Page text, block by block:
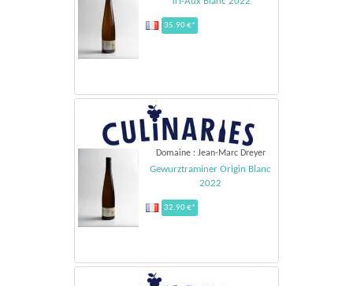
35.90 €*
Domaine : Jean-Marc Dreyer
Gewurztraminer Origin Blanc
2022
32.90 €*